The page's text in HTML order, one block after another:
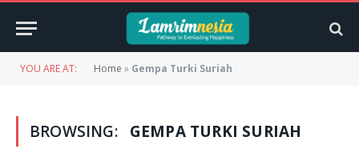
YOU ARE AT: Home » Gempa Turki Suriah
BROWSING: GEMPA TURKI SURIAH